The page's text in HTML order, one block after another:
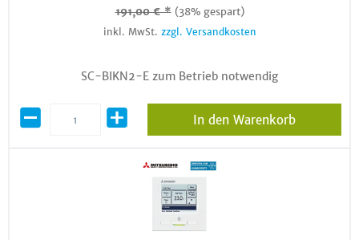
191,00 € * (38% gespart)
inkl. MwSt. zzgl. Versandkosten
SC-BIKN2-E zum Betrieb notwendig
In den Warenkorb